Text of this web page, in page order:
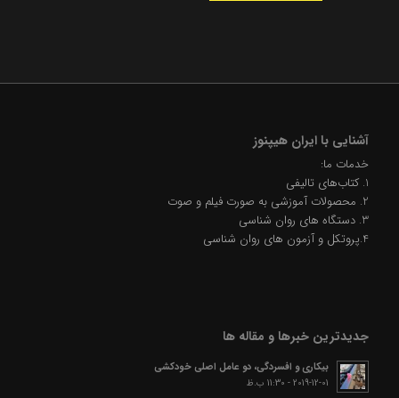
آشنایی با ایران هیپنوز
خدمات ما:
1. کتاب‌های تالیفی
2. محصولات آموزشی به صورت فیلم و صوت
3. دستگاه های روان شناسی
4.پروتکل و آزمون های روان شناسی
جدیدترین خبرها و مقاله ها
بیکاری و افسردگی، دو عامل اصلی خودکشی
2019-12-01 - 11:30 ب.ظ